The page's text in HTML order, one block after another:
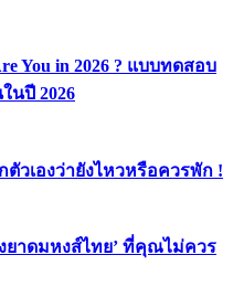
You in 2026 ? แบบทดสอบ
นปี 2026
ตัวเองว่ายังไหวหรือควรพัก !
ยาดมหงส์ไทย’ ที่คุณไม่ควร